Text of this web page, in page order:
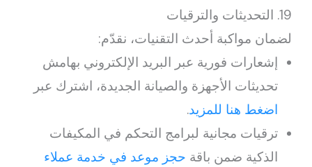
19. التحديثات والترقيات
لضمان مواكبة أحدث التقنيات، نقدّم:
إشعارات فورية عبر البريد الإلكتروني بهامش
تحديثات الأجهزة والصيانة الجديدة، اشترك عبر
اضغط هنا للمزيد.
ترقيات مجانية لبرامج التحكم في المكيفات
الذكية ضمن باقة حجز موعد في خدمة عملاء